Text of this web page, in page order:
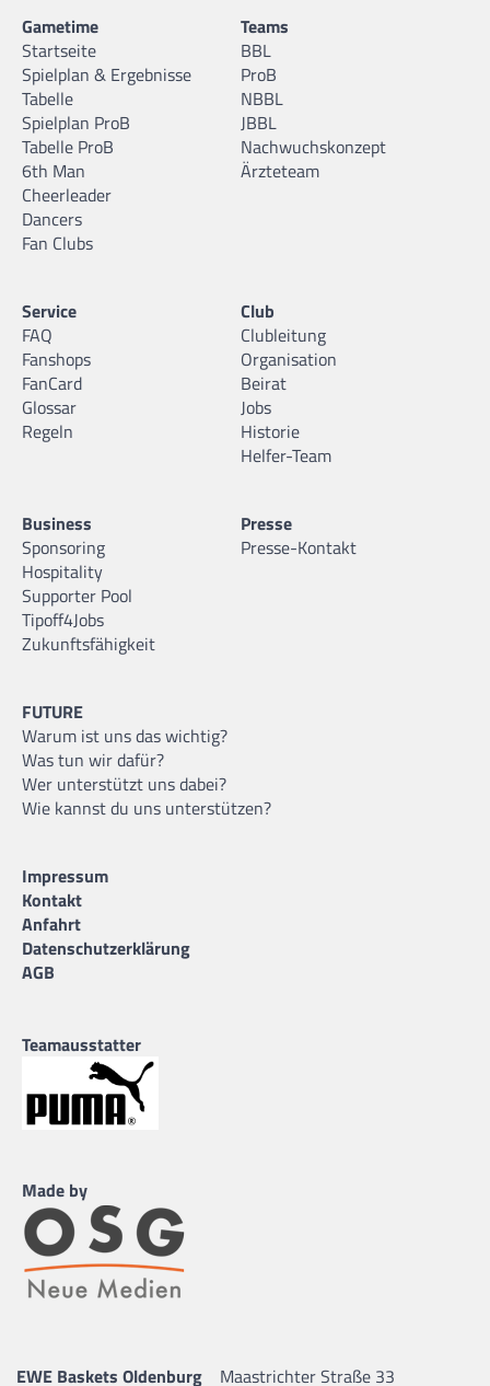
Gametime
Startseite
Spielplan & Ergebnisse
Tabelle
Spielplan ProB
Tabelle ProB
6th Man
Cheerleader
Dancers
Fan Clubs
Teams
BBL
ProB
NBBL
JBBL
Nachwuchskonzept
Ärzteteam
Service
FAQ
Fanshops
FanCard
Glossar
Regeln
Club
Clubleitung
Organisation
Beirat
Jobs
Historie
Helfer-Team
Business
Sponsoring
Hospitality
Supporter Pool
Tipoff4Jobs
Zukunftsfähigkeit
Presse
Presse-Kontakt
FUTURE
Warum ist uns das wichtig?
Was tun wir dafür?
Wer unterstützt uns dabei?
Wie kannst du uns unterstützen?
Impressum
Kontakt
Anfahrt
Datenschutzerklärung
AGB
Teamausstatter
Made by
EWE Baskets Oldenburg Maastrichter Straße 33